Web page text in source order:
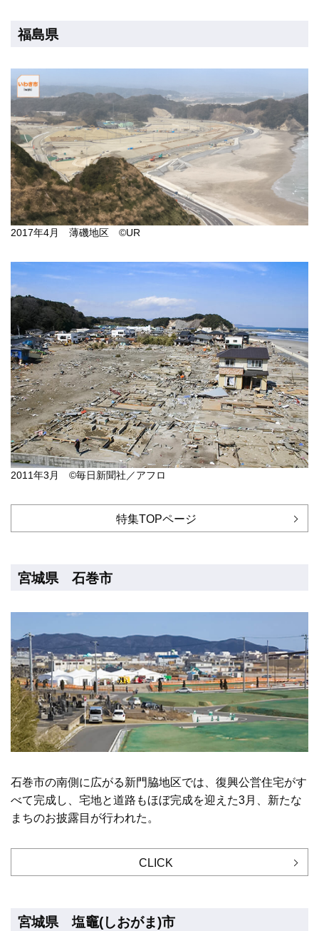
福島県
2017年4月 薄磯地区 ©UR
2011年3月 ©毎日新聞社／アフロ
特集TOPページ
宮城県 石巻市
石巻市の南側に広がる新門脇地区では、復興公営住宅がす
べて完成し、宅地と道路もほぼ完成を迎えた3月、新たな
まちのお披露目が行われた。
CLICK
宮城県 塩竈(しおがま)市